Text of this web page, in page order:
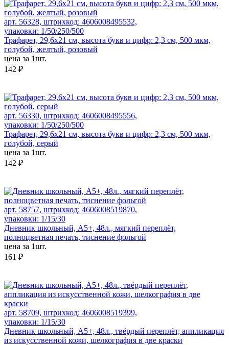
арт. 56328, штрихкод: 4606008495532,
упаковки: 1/50/250/500
Трафарет, 29,6х21 см, высота букв и цифр: 2,3 см, 500 мкм,
голубой, желтый, розовый
цена за 1шт.
142 ₽
арт. 56330, штрихкод: 4606008495556,
упаковки: 1/50/250/500
Трафарет, 29,6х21 см, высота букв и цифр: 2,3 см, 500 мкм,
голубой, серый
цена за 1шт.
142 ₽
арт. 58757, штрихкод: 4606008519870,
упаковки: 1/15/30
Дневник школьный, А5+, 48л., мягкий переплёт,
полноцветная печать, тиснение фольгой
цена за 1шт.
161 ₽
арт. 58709, штрихкод: 4606008519399,
упаковки: 1/15/30
Дневник школьный, А5+, 48л., твёрдый переплёт, аппликация
из искусственной кожи, шелкография в две краски